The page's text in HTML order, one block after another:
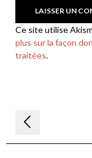
Ce site utilise
plus sur la façon
traitées.
Navigation
de